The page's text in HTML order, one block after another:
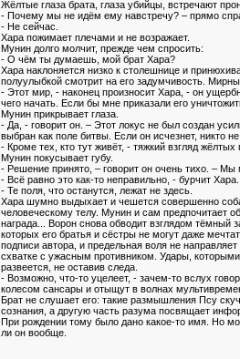
Жёлтые глаза брата, глаза убийцы, встречают
- Почему мы не идём ему навстречу? – прямо
- Не сейчас.
Хара пожимает плечами и не возражает.
Мунин долго молчит, прежде чем спросить:
- О чём ты думаешь, мой брат Хара?
Хара наклоняется низко к столешнице и
полуулыбкой смотрит на его задумчивость.
- Этот мир, - наконец произносит Хара, - он
чего начать. Если бы мне приказали его
Мунин прикрывает глаза.
- Да, - говорит он. – Этот локус не был создан
выбран как поле битвы. Если он исчезнет, никто
- Кроме тех, кто тут живёт, - тяжкий взгляд
Мунин покусывает губу.
- Решение принято, – говорит он очень тихо. –
- Всё равно это как-то неправильно, - бурчит
- Те поля, что останутся, лежат не здесь.
Хара шумно выдыхает и чешется совершенно
человеческому телу. Мунин и сам предпочитает
награда... Ворон снова обводит взглядом
которых его братья и сёстры не могут даже
подписи автора, и предельная воля не
схватке с ужасным противником. Удары,
развеется, не оставив следа.
- Возможно, что-то уцелеет, - зачем-то вслух
колесом сансары и отыщут в волнах
Брат не слушает его: такие размышления Псу
сознания, а другую часть разума посвящает
При рождении тому было дано какое-то имя. Но
ли он вообще.